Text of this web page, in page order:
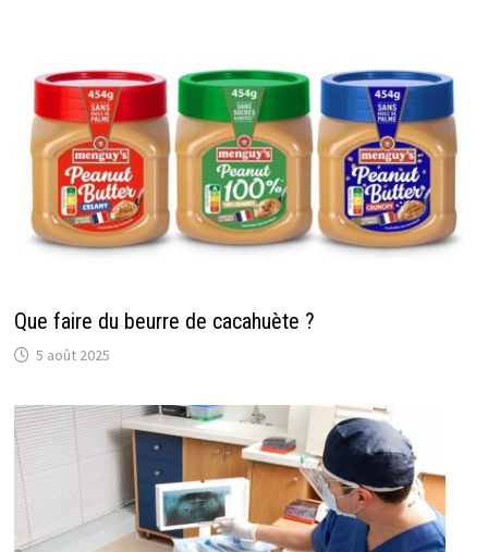
Que faire du beurre de cacahuète ?
5 août 2025